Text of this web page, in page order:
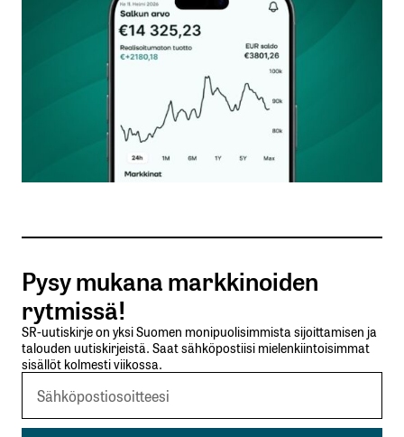
Nimesi tai nimimerkkisi
Sähköpostiosoitteesi
Tilaa SalkunRakentajan uutiskirje
Lähetä kommentti
Pysy mukana markkinoiden
rytmissä!
SR-uutiskirje on yksi Suomen monipuolisimmista sijoittamisen ja
talouden uutiskirjeistä. Saat sähköpostiisi mielenkiintoisimmat
sisällöt kolmesti viikossa.